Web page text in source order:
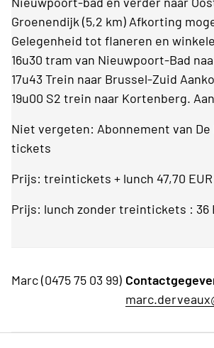
Groenendijk (5,2 km) Afkorting
Gelegenheid tot flaneren en
16u30 tram van Nieuwpoort-Bad
17u43 Trein naar Brussel-Zuid
19u00 S2 trein naar Kortenberg.
Niet vergeten: Abonnement van
tickets
Prijs: treintickets + lunch 47,70 EUR
Prijs: lunch zonder treintickets : 36
Marc (0475 75 03 99)